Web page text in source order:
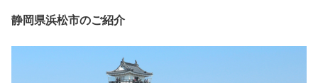
静岡県浜松市のご紹介